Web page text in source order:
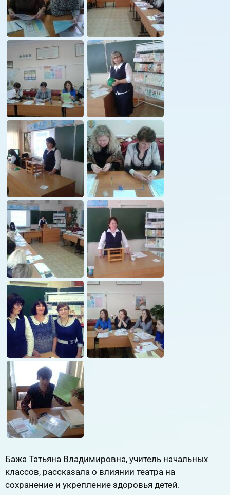
Бажа Татьяна Владимировна, учитель начальных
классов, рассказала о влиянии театра на
сохранение и укрепление здоровья детей.